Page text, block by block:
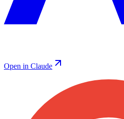
Open in Claude